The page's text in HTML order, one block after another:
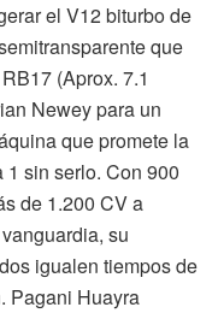
el V12 biturbo de
que
(Aprox. 7.1
Newey para un
que promete la
sin serlo. Con 900
de 1.200 CV a
su
igualen tiempos de
Pagani Huayra